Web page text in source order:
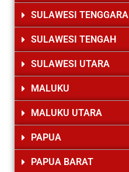
SULAWESI TENGGARA
SULAWESI TENGAH
SULAWESI UTARA
MALUKU
MALUKU UTARA
PAPUA
PAPUA BARAT